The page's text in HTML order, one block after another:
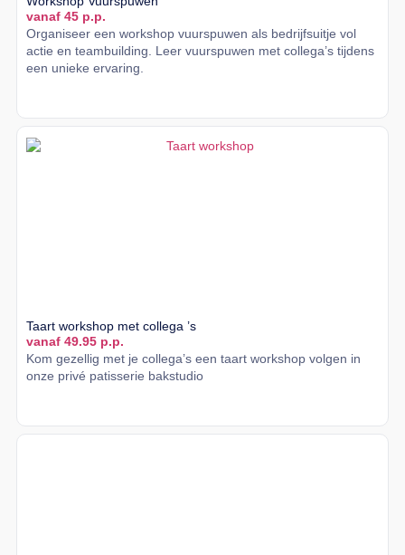
vanaf 45 p.p.
Organiseer een workshop vuurspuwen als bedrijfsuitje vol
actie en teambuilding. Leer vuurspuwen met collega’s tijdens
een unieke ervaring.
Taart workshop met collega ’s
vanaf 49.95 p.p.
Kom gezellig met je collega’s een taart workshop volgen in
onze privé patisserie bakstudio